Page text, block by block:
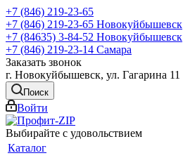
+7 (846) 219-23-65
+7 (846) 219-23-65 Новокуйбышевск
+7 (84635) 3-84-52 Новокуйбышевск
+7 (846) 219-23-14 Самара
Заказать звонок
г. Новокуйбышевск, ул. Гагарина 11
Поиск
Войти
Выбирайте с удовольствием
Каталог